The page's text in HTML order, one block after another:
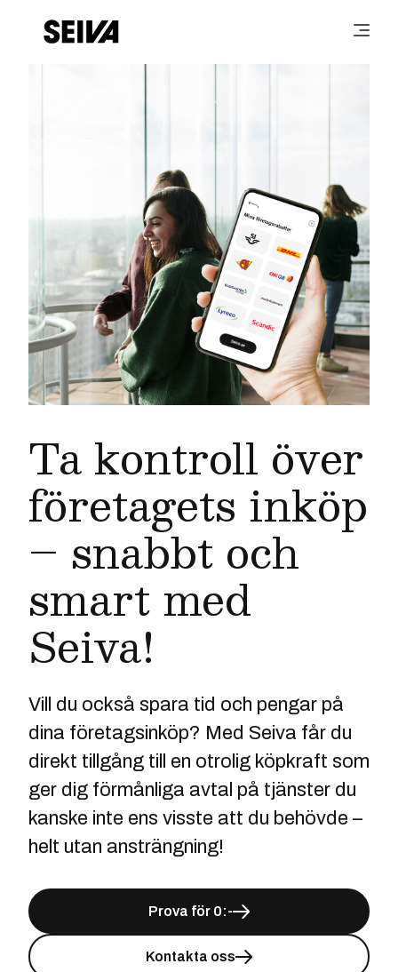
Ta kontroll över
företagets inköp
– snabbt och
smart med
Seiva!
Vill du också spara tid och pengar på
dina företagsinköp? Med Seiva får du
direkt tillgång till en otrolig köpkraft som
ger dig förmånliga avtal på tjänster du
kanske inte ens visste att du behövde –
helt utan ansträngning!
Prova för 0:-
Kontakta oss